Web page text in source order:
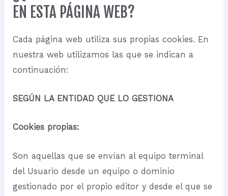
EN ESTA PÁGINA WEB?
Cada página web utiliza sus propias cookies. En
nuestra web utilizamos las que se indican a
continuación:
SEGÚN LA ENTIDAD QUE LO GESTIONA
Cookies propias:
Son aquellas que se envían al equipo terminal
del Usuario desde un equipo o dominio
gestionado por el propio editor y desde el que se